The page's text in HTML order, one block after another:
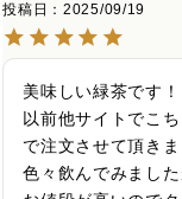
投稿日
2025/09/19
美味しい緑茶です！
以前他サイトでこ
で注文させて頂きま
色々飲んでみまし